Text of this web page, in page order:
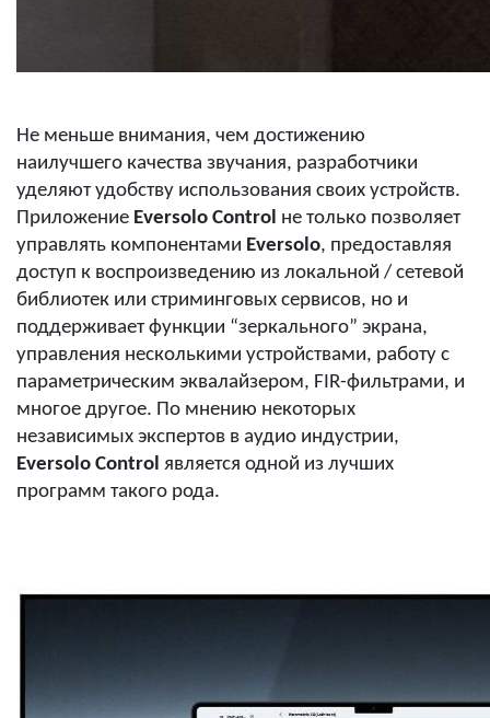
Не меньше внимания, чем достижению
наилучшего качества звучания, разработчики
уделяют удобству использования своих устройств.
Приложение Eversolo Control не только позволяет
управлять компонентами Eversolo, предоставляя
доступ к воспроизведению из локальной / сетевой
библиотек или стриминговых сервисов, но и
поддерживает функции “зеркального” экрана,
управления несколькими устройствами, работу с
параметрическим эквалайзером, FIR-фильтрами, и
многое другое. По мнению некоторых
независимых экспертов в аудио индустрии,
Eversolo Control является одной из лучших
программ такого рода.